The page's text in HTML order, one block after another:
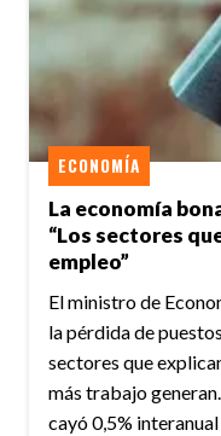
La economía
“Los sectores
empleo”
ECONOMÍA
El ministro de
la pérdida de
sectores que
más trabajo
cayó 0,5%